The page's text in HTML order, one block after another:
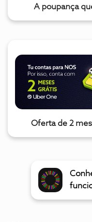
A poupança
Oferta de 2